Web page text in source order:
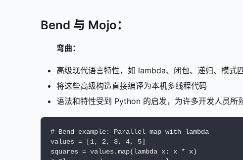
Bend 与 Mojo：
弯曲：
高级现代语言特性，如 lambda、闭包、递归、模式
将这些高级构造直接编译为本机多线程代码
语法和特性受到 Python 的启发，为许多开发人员所
# Bend example: Parallel map with lambda
values = [1, 2, 3, 4, 5]
squares = values.map(lambda x: x * x)